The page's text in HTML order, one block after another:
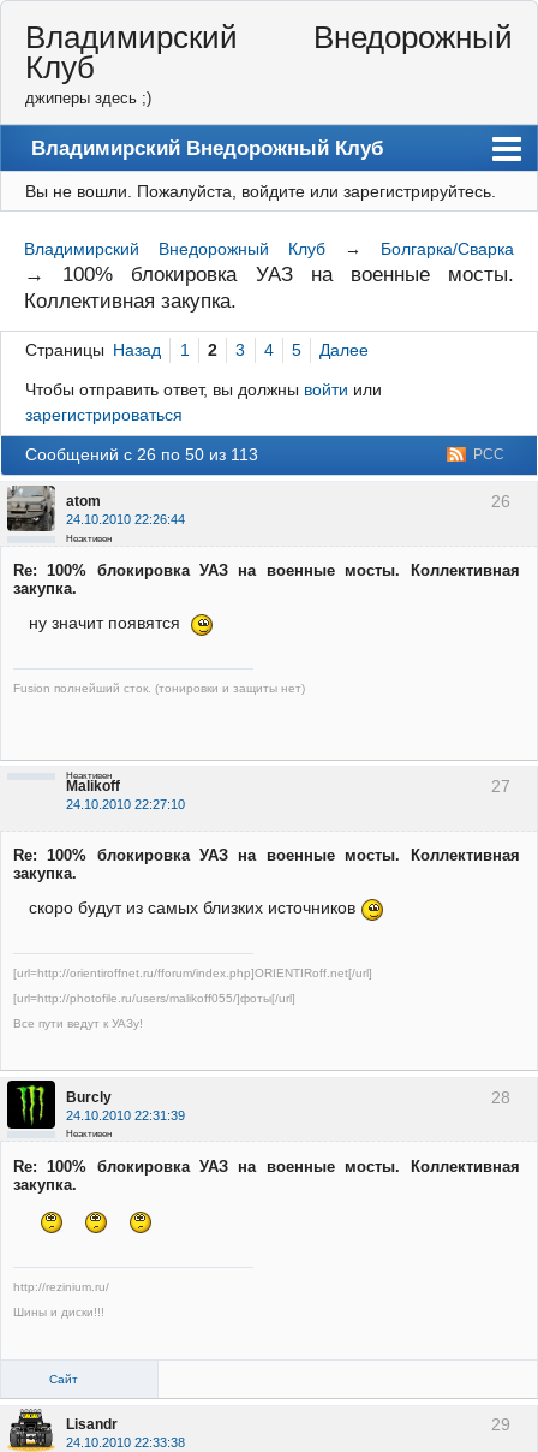
Владимирский Внедорожный
Клуб
джиперы здесь ;)
Владимирский Внедорожный Клуб
Форум
Правила
Регистрация
Вход
Вы не вошли. Пожалуйста, войдите или зарегистрируйтесь.
Владимирский Внедорожный Клуб → Болгарка/Сварка
→ 100% блокировка УАЗ на военные мосты.
Коллективная закупка.
Страницы Назад 1 2 3 4 5 Далее
Чтобы отправить ответ, вы должны войти или
зарегистрироваться
РСС
Сообщений с 26 по 50 из 113
26
atom
24.10.2010 22:26:44
Неактивен
Re: 100% блокировка УАЗ на военные мосты. Коллективная
закупка.
ну значит появятся
Fusion полнейший сток. (тонировки и защиты нет)
27
Malikoff
24.10.2010 22:27:10
Неактивен
Re: 100% блокировка УАЗ на военные мосты. Коллективная
закупка.
скоро будут из самых близких источников
[url=http://orientiroffnet.ru/fforum/index.php]ORIENTIRoff.net[/url]
[url=http://photofile.ru/users/malikoff055/]фоты[/url]
Все пути ведут к УАЗу!
28
Burcly
24.10.2010 22:31:39
Неактивен
Re: 100% блокировка УАЗ на военные мосты. Коллективная
закупка.
http://rezinium.ru/
Шины и диски!!!
Сайт
29
Lisandr
24.10.2010 22:33:38